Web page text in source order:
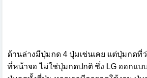
ด้านล่างมีปุ่มกด 4 ปุ่มเช่นเคย แต่ปุ่มกดที่
ที่หน้าจอ ไม่ใช่ปุ่มกดปกติ ซึ่ง LG ออกแบ